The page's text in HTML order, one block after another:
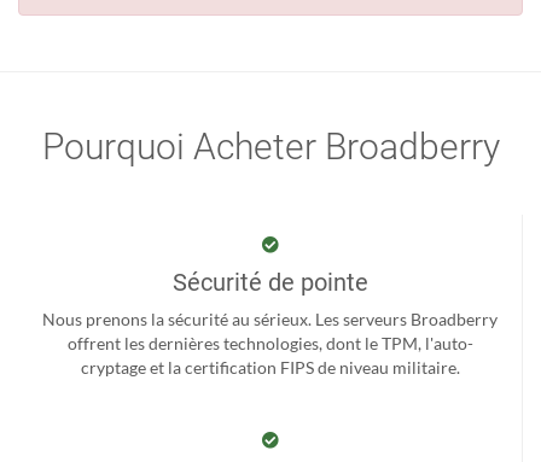
Pourquoi Acheter Broadberry
Sécurité de pointe
Nous prenons la sécurité au sérieux. Les serveurs Broadberry
offrent les dernières technologies, dont le TPM, l'auto-
cryptage et la certification FIPS de niveau militaire.